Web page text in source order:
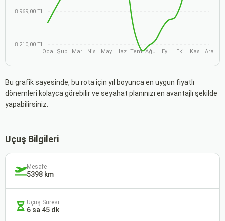
8.969,00 TL
8.210,00 TL
Oca
Şub Mar Nis May Haz Tem Ağu Eyl Eki Kas Ara
Bu grafik sayesinde, bu rota için yıl boyunca en uygun fiyatlı
dönemleri kolayca görebilir ve seyahat planınızı en avantajlı şekilde
yapabilirsiniz.
Uçuş Bilgileri
Mesafe
5398 km
Uçuş Süresi
6 sa 45 dk